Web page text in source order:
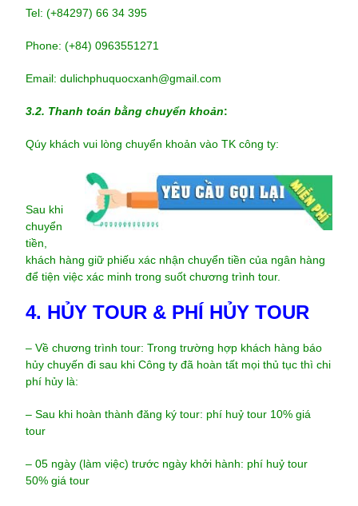
Tel: (+84297) 66 34 395
Phone: (+84) 0963551271
Email: dulichphuquocxanh@gmail.com
3.2. Thanh toán bằng chuyển khoản:
Qúy khách vui lòng chuyển khoản vào TK công ty:
Sau khi
chuyển
tiền,
khách hàng giữ phiếu xác nhận chuyển tiền của ngân hàng
để tiện việc xác minh trong suốt chương trình tour.
4. HỦY TOUR & PHÍ HỦY TOUR
– Về chương trình tour: Trong trường hợp khách hàng báo
hủy chuyến đi sau khi Công ty đã hoàn tất mọi thủ tục thì chi
phí hủy là:
– Sau khi hoàn thành đăng ký tour: phí huỷ tour 10% giá
tour
– 05 ngày (làm việc) trước ngày khởi hành: phí huỷ tour
50% giá tour